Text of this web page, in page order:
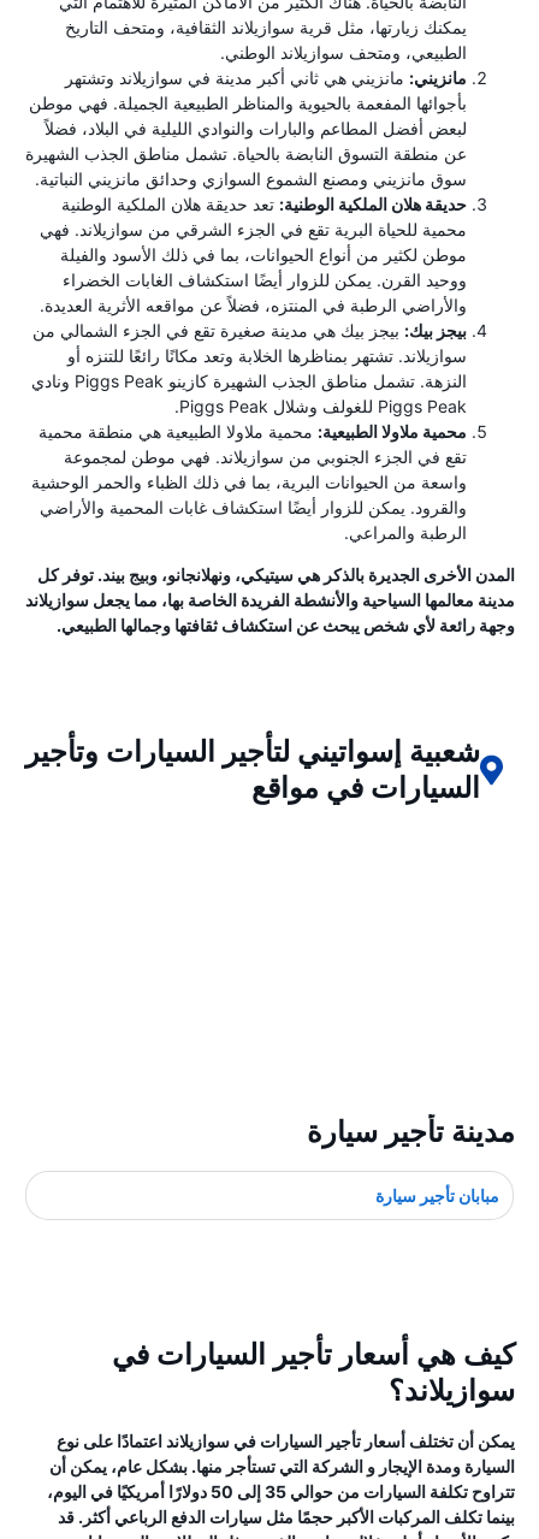
يمكنك زيارتها، مثل قرية سوازيلاند الثقافية، ومتحف التاريخ
الطبيعي، ومتحف سوازيلاند الوطني.
مانزيني: مانزيني هي ثاني أكبر مدينة في سوازيلاند وتشتهر
بأجوائها المفعمة بالحيوية والمناظر الطبيعية الجميلة. فهي موطن
لبعض أفضل المطاعم والبارات والنوادي الليلية في البلاد، فضلاً
عن منطقة التسوق النابضة بالحياة. تشمل مناطق الجذب الشهيرة
سوق مانزيني ومصنع الشموع السوازي وحدائق مانزيني النباتية.
حديقة هلان الملكية الوطنية: تعد حديقة هلان الملكية الوطنية
محمية للحياة البرية تقع في الجزء الشرقي من سوازيلاند. فهي
موطن لكثير من أنواع الحيوانات، بما في ذلك الأسود والفيلة
ووحيد القرن. يمكن للزوار أيضًا استكشاف الغابات الخضراء
والأراضي الرطبة في المنتزه، فضلاً عن مواقعه الأثرية العديدة.
بيجز بيك: بيجز بيك هي مدينة صغيرة تقع في الجزء الشمالي من
سوازيلاند. تشتهر بمناظرها الخلابة وتعد مكانًا رائعًا للتنزه أو
النزهة. تشمل مناطق الجذب الشهيرة كازينو Piggs Peak ونادي
Piggs Peak للغولف وشلال Piggs Peak.
محمية ملاولا الطبيعية: محمية ملاولا الطبيعية هي منطقة محمية
تقع في الجزء الجنوبي من سوازيلاند. فهي موطن لمجموعة
واسعة من الحيوانات البرية، بما في ذلك الظباء والحمر الوحشية
والقرود. يمكن للزوار أيضًا استكشاف غابات المحمية والأراضي
الرطبة والمراعي.
المدن الأخرى الجديرة بالذكر هي سيتيكي، ونهلانجانو، وبيج بيند. توفر كل
مدينة معالمها السياحية والأنشطة الفريدة الخاصة بها، مما يجعل سوازيلاند
وجهة رائعة لأي شخص يبحث عن استكشاف ثقافتها وجمالها الطبيعي.
شعبية إسواتيني لتأجير السيارات وتأجير
السيارات في مواقع
مدينة تأجير سيارة
مبابان تأجير سيارة
كيف هي أسعار تأجير السيارات في
سوازيلاند؟
يمكن أن تختلف أسعار تأجير السيارات في سوازيلاند اعتمادًا على نوع
السيارة ومدة الإيجار و الشركة التي تستأجر منها. بشكل عام، يمكن أن
تتراوح تكلفة السيارات من حوالي 35 إلى 50 دولارًا أمريكيًا في اليوم،
بينما تكلف المركبات الأكبر حجمًا مثل سيارات الدفع الرباعي أكثر. قد